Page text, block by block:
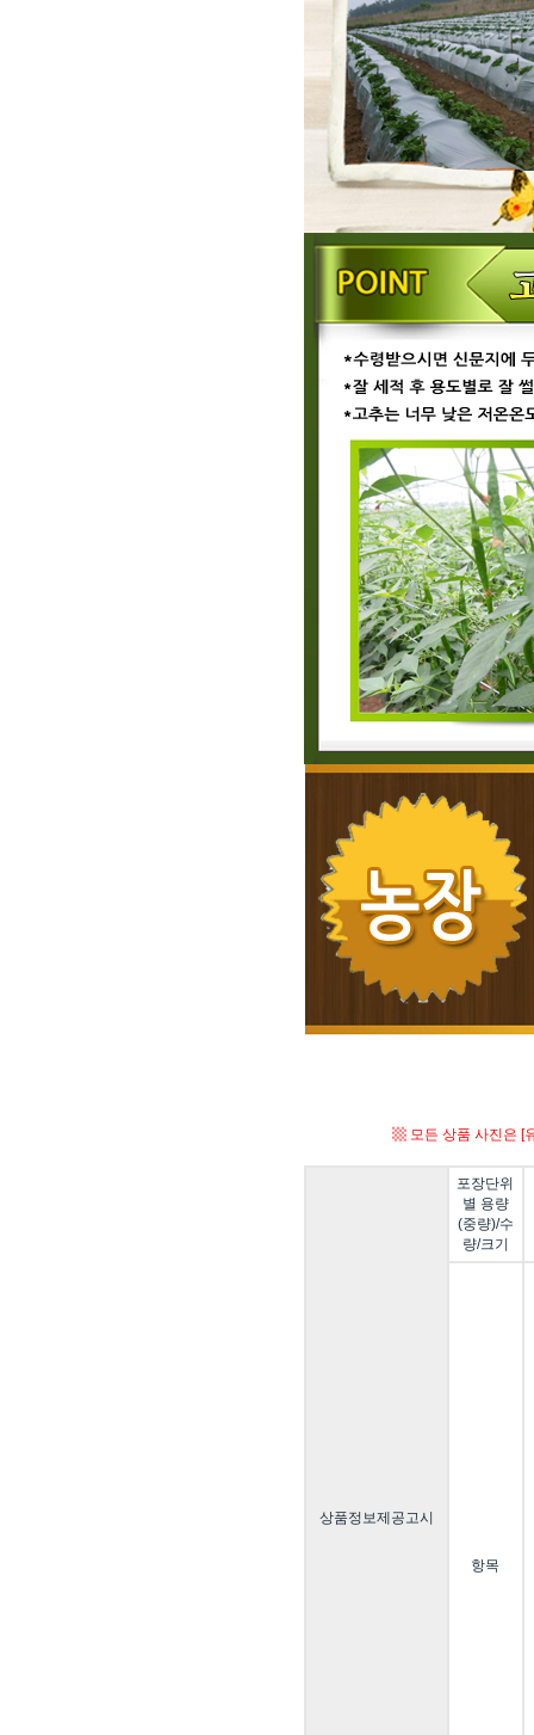
▩ 모든 상품 사진은 [
상품정보제공고시
포장단위
별 용량
(중량)/수
량/크기
항목